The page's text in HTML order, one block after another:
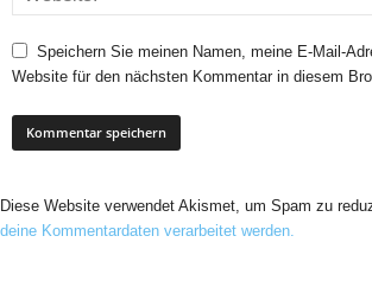
Speichern Sie meinen Namen, meine E-Mail-
Website für den nächsten Kommentar in diesem
Diese Website verwendet Akismet, um Spam zu
deine Kommentardaten verarbeitet werden.